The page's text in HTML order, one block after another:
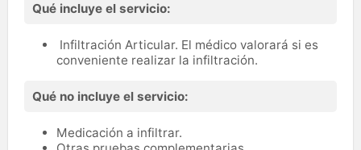
Qué incluye el servicio:
Infiltración Articular. El médico valorará si es
conveniente realizar la infiltración.
Qué no incluye el servicio:
Medicación a infiltrar.